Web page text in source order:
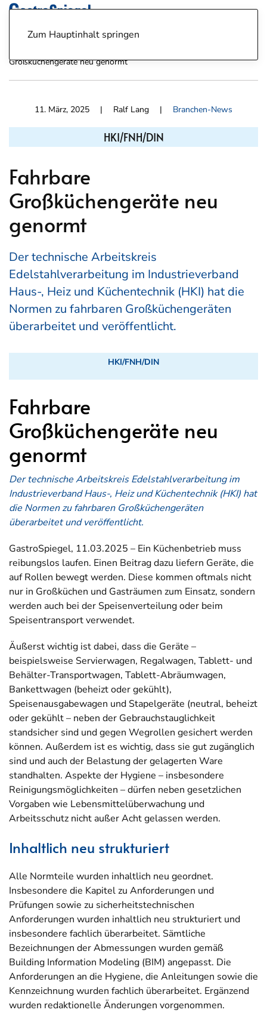
Zum Hauptinhalt springen
Großküchengeräte neu genormt
11. März, 2025 | Ralf Lang | Branchen-News
HKI/FNH/DIN
Fahrbare
Großküchengeräte neu
genormt
Der technische Arbeitskreis
Edelstahlverarbeitung im Industrieverband
Haus-, Heiz und Küchentechnik (HKI) hat die
Normen zu fahrbaren Großküchengeräten
überarbeitet und veröffentlicht.
HKI/FNH/DIN
Fahrbare
Großküchengeräte neu
genormt
Der technische Arbeitskreis Edelstahlverarbeitung im
Industrieverband Haus-, Heiz und Küchentechnik (HKI) hat
die Normen zu fahrbaren Großküchengeräten
überarbeitet und veröffentlicht.
GastroSpiegel, 11.03.2025 – Ein Küchenbetrieb muss
reibungslos laufen. Einen Beitrag dazu liefern Geräte, die
auf Rollen bewegt werden. Diese kommen oftmals nicht
nur in Großküchen und Gasträumen zum Einsatz, sondern
werden auch bei der Speisenverteilung oder beim
Speisentransport verwendet.
Äußerst wichtig ist dabei, dass die Geräte –
beispielsweise Servierwagen, Regalwagen, Tablett- und
Behälter-Transportwagen, Tablett-Abräumwagen,
Bankettwagen (beheizt oder gekühlt),
Speisenausgabewagen und Stapelgeräte (neutral, beheizt
oder gekühlt – neben der Gebrauchstauglichkeit
standsicher sind und gegen Wegrollen gesichert werden
können. Außerdem ist es wichtig, dass sie gut zugänglich
sind und auch der Belastung der gelagerten Ware
standhalten. Aspekte der Hygiene – insbesondere
Reinigungsmöglichkeiten – dürfen neben gesetzlichen
Vorgaben wie Lebensmittelüberwachung und
Arbeitsschutz nicht außer Acht gelassen werden.
Inhaltlich neu strukturiert
Alle Normteile wurden inhaltlich neu geordnet.
Insbesondere die Kapitel zu Anforderungen und
Prüfungen sowie zu sicherheitstechnischen
Anforderungen wurden inhaltlich neu strukturiert und
insbesondere fachlich überarbeitet. Sämtliche
Bezeichnungen der Abmessungen wurden gemäß
Building Information Modeling (BIM) angepasst. Die
Anforderungen an die Hygiene, die Anleitungen sowie die
Kennzeichnung wurden fachlich überarbeitet. Ergänzend
wurden redaktionelle Änderungen vorgenommen.